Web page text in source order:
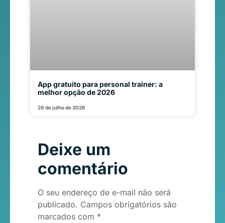
App gratuito para personal trainer: a
melhor opção de 2026
29 de julho de 2026
Deixe um
comentário
O seu endereço de e-mail não será
publicado. Campos obrigatórios são
marcados com *